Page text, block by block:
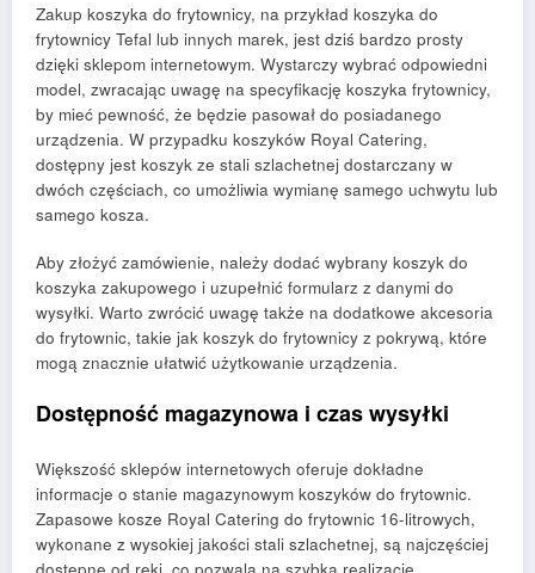
Zakup koszyka do frytownicy, na przykład koszyka do
frytownicy Tefal lub innych marek, jest dziś bardzo prosty
dzięki sklepom internetowym. Wystarczy wybrać odpowiedni
model, zwracając uwagę na specyfikację koszyka frytownicy,
by mieć pewność, że będzie pasował do posiadanego
urządzenia. W przypadku koszyków Royal Catering,
dostępny jest koszyk ze stali szlachetnej dostarczany w
dwóch częściach, co umożliwia wymianę samego uchwytu lub
samego kosza.
Aby złożyć zamówienie, należy dodać wybrany koszyk do
koszyka zakupowego i uzupełnić formularz z danymi do
wysyłki. Warto zwrócić uwagę także na dodatkowe akcesoria
do frytownic, takie jak koszyk do frytownicy z pokrywą, które
mogą znacznie ułatwić użytkowanie urządzenia.
Dostępność magazynowa i czas wysyłki
Większość sklepów internetowych oferuje dokładne
informacje o stanie magazynowym koszyków do frytownic.
Zapasowe kosze Royal Catering do frytownic 16-litrowych,
wykonane z wysokiej jakości stali szlachetnej, są najczęściej